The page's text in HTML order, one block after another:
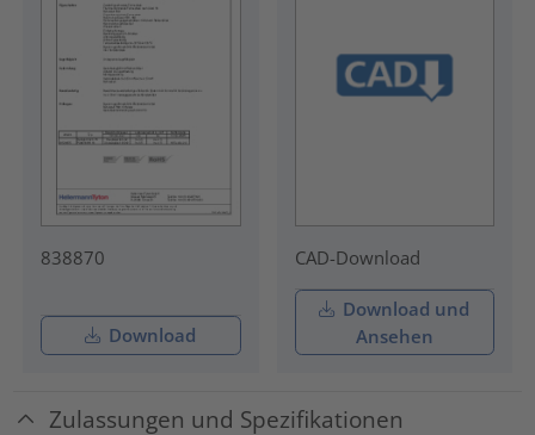
838870
Download
CAD-Download
Download und
Ansehen
Zulassungen und Spezifikationen